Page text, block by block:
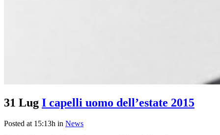
31 Lug I capelli uomo dell’estate 2015
Posted at 15:13h in News